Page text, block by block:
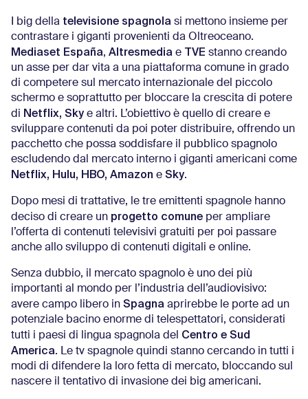
I big della televisione spagnola si mettono insieme per
contrastare i giganti provenienti da Oltreoceano.
Mediaset España, Altresmedia e TVE stanno creando
un asse per dar vita a una piattaforma comune in grado
di competere sul mercato internazionale del piccolo
schermo e soprattutto per bloccare la crescita di potere
di Netflix, Sky e altri. L’obiettivo è quello di creare e
sviluppare contenuti da poi poter distribuire, offrendo un
pacchetto che possa soddisfare il pubblico spagnolo
escludendo dal mercato interno i giganti americani come
Netflix, Hulu, HBO, Amazon e Sky.
Dopo mesi di trattative, le tre emittenti spagnole hanno
deciso di creare un progetto comune per ampliare
l’offerta di contenuti televisivi gratuiti per poi passare
anche allo sviluppo di contenuti digitali e online.
Senza dubbio, il mercato spagnolo è uno dei più
importanti al mondo per l’industria dell’audiovisivo:
avere campo libero in Spagna aprirebbe le porte ad un
potenziale bacino enorme di telespettatori, considerati
tutti i paesi di lingua spagnola del Centro e Sud
America. Le tv spagnole quindi stanno cercando in tutti i
modi di difendere la loro fetta di mercato, bloccando sul
nascere il tentativo di invasione dei big americani.